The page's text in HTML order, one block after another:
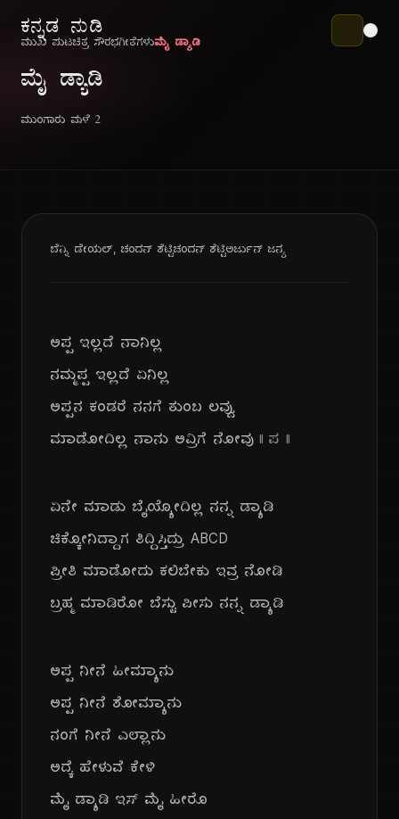
ಕನ್ನಡ ನುಡಿ
ಮುಖ ಪುಟಚಿತ್ರ ಸೌರಭಗೀತೆಗಳುಮೈ ಡ್ಯಾಡಿ
ಮೈ ಡ್ಯಾಡಿ
ಮುಂಗಾರು ಮಳೆ ೨
ಬೆನ್ನಿ ಡೇಯಲ್, ಚಂದನ್ ಶೆಟ್ಟಿಚಂದನ್ ಶೆಟ್ಟಿಅರ್ಜುನ್ ಜನ್ಯ
ಅಪ್ಪ ಇಲ್ಲದೆ ನಾನಿಲ್ಲ
ನಮ್ಮಪ್ಪ ಇಲ್ಲದೆ ಏನಿಲ್ಲ
ಅಪ್ಪನ ಕಂಡರೆ ನನಗೆ ತುಂಬ ಲವ್ವು
ಮಾಡೋದಿಲ್ಲ ನಾನು ಅವ್ರಿಗೆ ನೋವು || ಪ ||
ಏನೇ ಮಾಡು ಬೈಯ್ಯೋದಿಲ್ಲ ನನ್ನ ಡ್ಯಾಡಿ
ಚಿಕ್ಕೋನಿದ್ದಾಗ ತಿದ್ದಿಸ್ತಿದ್ರು ABCD
ಪ್ರೀತಿ ಮಾಡೋದು ಕಲಿಬೇಕು ಇವ್ರ ನೋಡಿ
ಬ್ರಹ್ಮ ಮಾಡಿರೋ ಬೆಸ್ಟು ಪೀಸು ನನ್ನ ಡ್ಯಾಡಿ
ಅಪ್ಪ ನೀನೆ ಹೀಮ್ಯಾನು
ಅಪ್ಪ ನೀನೆ ಶೋಮ್ಯಾನು
ನಂಗೆ ನೀನೆ ಎಲ್ಲಾನು
ಅದ್ಕೆ ಹೇಳುವೆ ಕೇಳಿ
ಮೈ ಡ್ಯಾಡಿ ಇಸ್ ಮೈ ಹೀರೊ